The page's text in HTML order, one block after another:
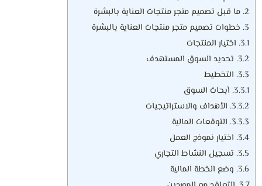
2. ما قبل تصميم متجر منتجات العناية بالبشرة
3. خطوات تصميم متجر منتجات العناية بالبشرة
3.1. اختيار المنتجات
3.2. تحديد السوق المستهدف
3.3. التخطيط
3.3.1. أبحاث السوق
3.3.2. الأهداف والاستراتيجيات
3.3.3. التوقعات المالية
3.4. اختيار نموذج العمل
3.5. تسجيل النشاط التجاري
3.6. وضع الخطة المالية